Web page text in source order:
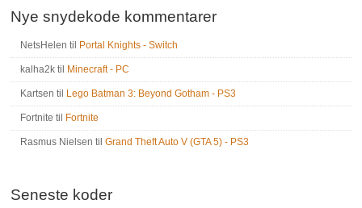
Nye snydekode kommentarer
NetsHelen til Portal Knights - Switch
kalha2k til Minecraft - PC
Kartsen til Lego Batman 3: Beyond Gotham - PS3
Fortnite til Fortnite
Rasmus Nielsen tilGrand Theft Auto V (GTA 5) - PS3
Seneste koder